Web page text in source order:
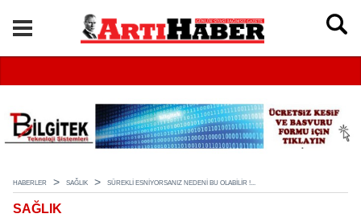
HABERLER SAĞLIK SÜREKLİ ESNİYORSANIZ NEDENİ BU OLABİLİR !...
SAĞLIK